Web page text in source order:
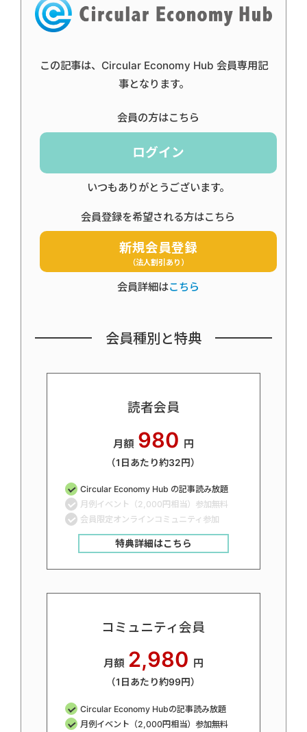
この記事は、Circular Economy Hub 会員専用記
事となります。
会員の方はこちら
ログイン
いつもありがとうございます。
会員登録を希望される方はこちら
新規会員登録
（法人割引あり）
会員詳細はこちら
会員種別と特典
読者会員
月額 980 円
（1日あたり約32円）
Circular Economy Hub の記事読み放題
月例イベント（2,000円相当）参加無料
会員限定オンラインコミュニティ参加
特典詳細はこちら
コミュニティ会員
月額 2,980 円
（1日あたり約99円）
Circular Economy Hubの記事読み放題
月例イベント（2,000円相当）参加無料